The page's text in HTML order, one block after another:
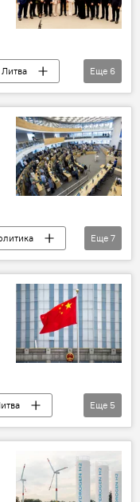
Литва
Еще 6
Еще 7
Еще 5